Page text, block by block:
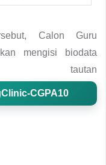
Calon Guru
mengisi biodata
tautan
CGPA10